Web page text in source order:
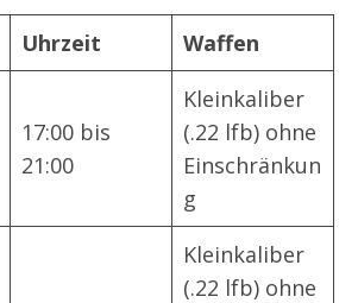
Uhrzeit Waffen
17:00 bis
21:00
Kleinkaliber
(.22 lfb) ohne
Einschränkun
g
Kleinkaliber
(.22 lfb) ohne